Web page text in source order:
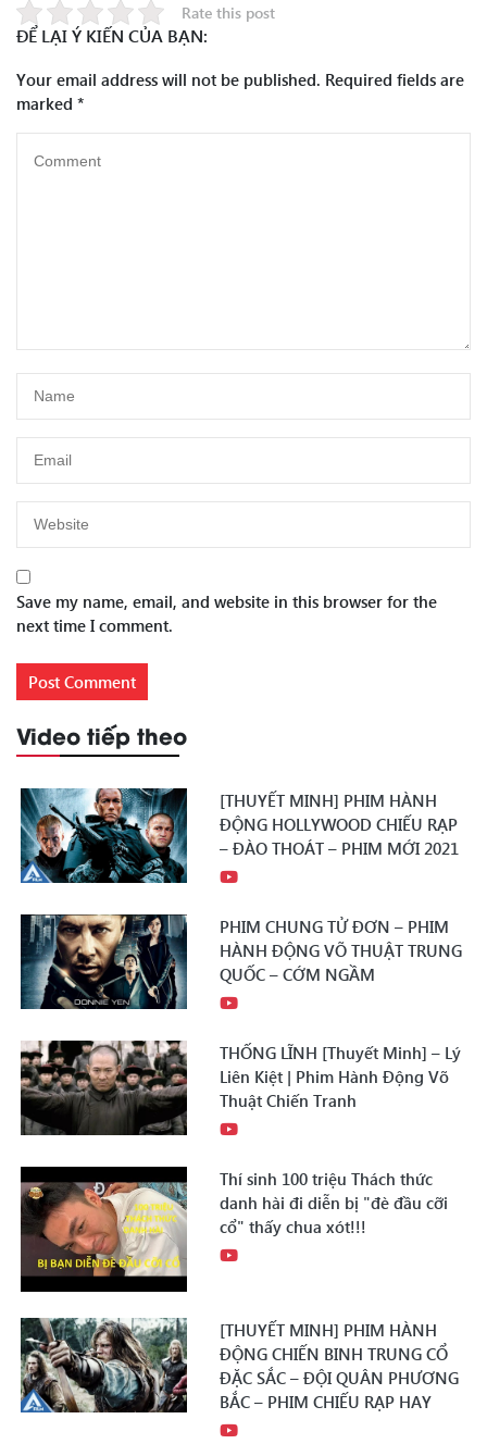
Rate this post
ĐỂ LẠI Ý KIẾN CỦA BẠN:
Your email address will not be published. Required fields are
marked *
Save my name, email, and website in this browser for the
next time I comment.
Video tiếp theo
[THUYẾT MINH] PHIM HÀNH
ĐỘNG HOLLYWOOD CHIẾU RẠP
– ĐÀO THOÁT – PHIM MỚI 2021
PHIM CHUNG TỬ ĐƠN – PHIM
HÀNH ĐỘNG VÕ THUẬT TRUNG
QUỐC – CỚM NGẦM
THỐNG LĨNH [Thuyết Minh] – Lý
Liên Kiệt | Phim Hành Động Võ
Thuật Chiến Tranh
Thí sinh 100 triệu Thách thức
danh hài đi diễn bị "đè đầu cỡi
cổ" thấy chua xót!!!
[THUYẾT MINH] PHIM HÀNH
ĐỘNG CHIẾN BINH TRUNG CỔ
ĐẶC SẮC – ĐỘI QUÂN PHƯƠNG
BẮC – PHIM CHIẾU RẠP HAY